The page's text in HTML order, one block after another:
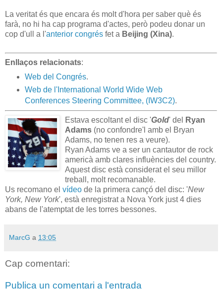
La veritat és que encara és molt d'hora per saber què és
farà, no hi ha cap programa d'actes, però podeu donar un
cop d'ull a l'anterior congrés fet a Beijing (Xina).
Enllaços relacionats:
Web del Congrés.
Web de l'International World Wide Web
Conferences Steering Committee, (IW3C2).
Estava escoltant el disc 'Gold' del
Ryan
Adams (no confondre'l amb el Bryan
Adams, no tenen res a veure).
Ryan Adams ve a ser un cantautor de rock
americà amb clares influències del country.
Aquest disc està considerat el seu millor
treball, molt recomanable.
Us recomano el vídeo de la primera cançó del disc: 'New
York, New York', està enregistrat a Nova York just 4 dies
abans de l'atemptat de les torres bessones.
MarcG a 13:05
Cap comentari:
Publica un comentari a l'entrada